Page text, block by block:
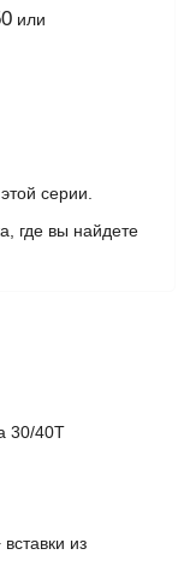
или
серии.
где вы найдете
30/40T
из